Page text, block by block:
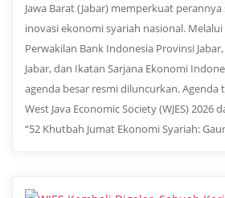
Jawa Barat (Jabar) memperkuat
inovasi ekonomi syariah nasional.
Perwakilan Bank Indonesia Provinsi
Jabar, dan Ikatan Sarjana Ekonomi
agenda besar resmi diluncurkan. Agenda
West Java Economic Society (WJES) 2026
“52 Khutbah Jumat Ekonomi Syariah: